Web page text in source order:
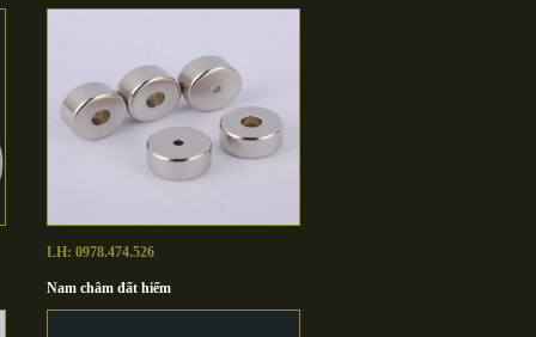
LH: 0978.474.526
Nam châm đất hiếm